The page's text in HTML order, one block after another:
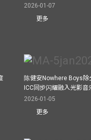
2026-01-07
更多
陈健安Nowhere Boys
ICC同步闪耀融入光影音
2026-01-05
更多